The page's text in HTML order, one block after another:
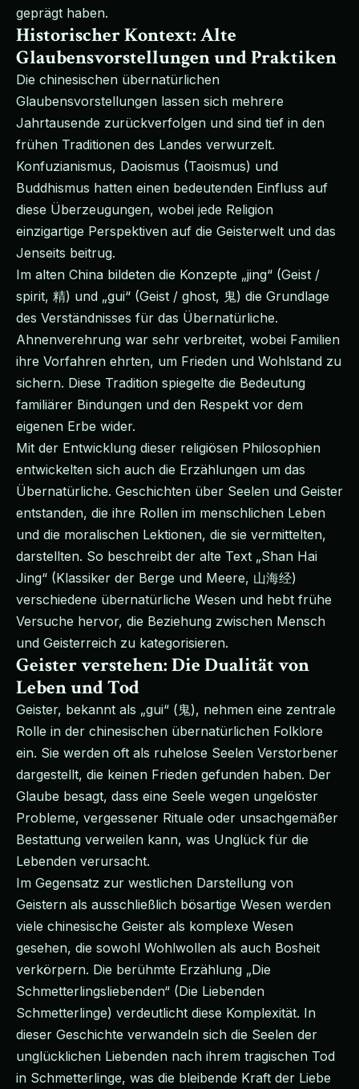
geprägt haben.
Historischer Kontext: Alte
Glaubensvorstellungen und Praktiken
Die chinesischen übernatürlichen
Glaubensvorstellungen lassen sich mehrere
Jahrtausende zurückverfolgen und sind tief in den
frühen Traditionen des Landes verwurzelt.
Konfuzianismus, Daoismus (Taoismus) und
Buddhismus hatten einen bedeutenden Einfluss auf
diese Überzeugungen, wobei jede Religion
einzigartige Perspektiven auf die Geisterwelt und das
Jenseits beitrug.
Im alten China bildeten die Konzepte „jing“ (Geist /
spirit, 精) und „gui“ (Geist / ghost, 鬼) die Grundlage
des Verständnisses für das Übernatürliche.
Ahnenverehrung war sehr verbreitet, wobei Familien
ihre Vorfahren ehrten, um Frieden und Wohlstand zu
sichern. Diese Tradition spiegelte die Bedeutung
familiärer Bindungen und den Respekt vor dem
eigenen Erbe wider.
Mit der Entwicklung dieser religiösen Philosophien
entwickelten sich auch die Erzählungen um das
Übernatürliche. Geschichten über Seelen und Geister
entstanden, die ihre Rollen im menschlichen Leben
und die moralischen Lektionen, die sie vermittelten,
darstellten. So beschreibt der alte Text „Shan Hai
Jing“ (Klassiker der Berge und Meere, 山海经)
verschiedene übernatürliche Wesen und hebt frühe
Versuche hervor, die Beziehung zwischen Mensch
und Geisterreich zu kategorisieren.
Geister verstehen: Die Dualität von
Leben und Tod
Geister, bekannt als „gui“ (鬼), nehmen eine zentrale
Rolle in der chinesischen übernatürlichen Folklore
ein. Sie werden oft als ruhelose Seelen Verstorbener
dargestellt, die keinen Frieden gefunden haben. Der
Glaube besagt, dass eine Seele wegen ungelöster
Probleme, vergessener Rituale oder unsachgemäßer
Bestattung verweilen kann, was Unglück für die
Lebenden verursacht.
Im Gegensatz zur westlichen Darstellung von
Geistern als ausschließlich bösartige Wesen werden
viele chinesische Geister als komplexe Wesen
gesehen, die sowohl Wohlwollen als auch Bosheit
verkörpern. Die berühmte Erzählung „Die
Schmetterlingsliebenden“ (Die Liebenden
Schmetterlinge) verdeutlicht diese Komplexität. In
dieser Geschichte verwandeln sich die Seelen der
unglücklichen Liebenden nach ihrem tragischen Tod
in Schmetterlinge, was die bleibende Kraft der Liebe